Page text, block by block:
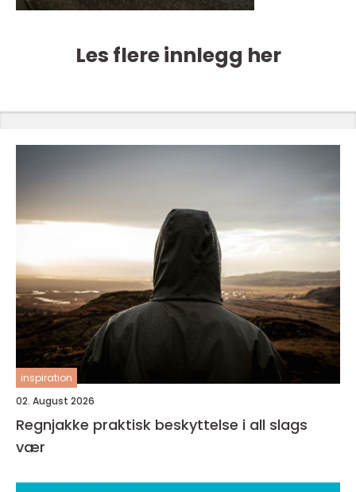
Les flere innlegg her
inspiration
02. August 2026
Regnjakke praktisk beskyttelse i all slags
vær